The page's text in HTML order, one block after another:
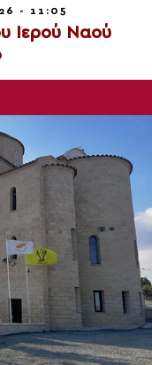
- 11:05
Ιερού Ναού